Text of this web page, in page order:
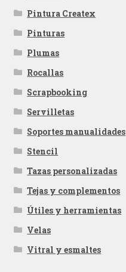
Pintura Createx
Pinturas
Plumas
Rocallas
Scrapbooking
Servilletas
Soportes manualidades
Stencil
Tazas personalizadas
Tejas y complementos
Útiles y herramientas
Velas
Vitral y esmaltes